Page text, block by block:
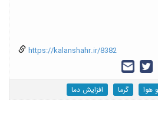
https://kalanshahr.ir/8382
هوا گرما افزایش دما